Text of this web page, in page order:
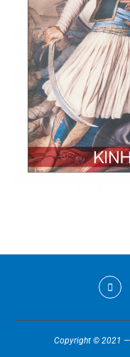
Copyright © 2021 —